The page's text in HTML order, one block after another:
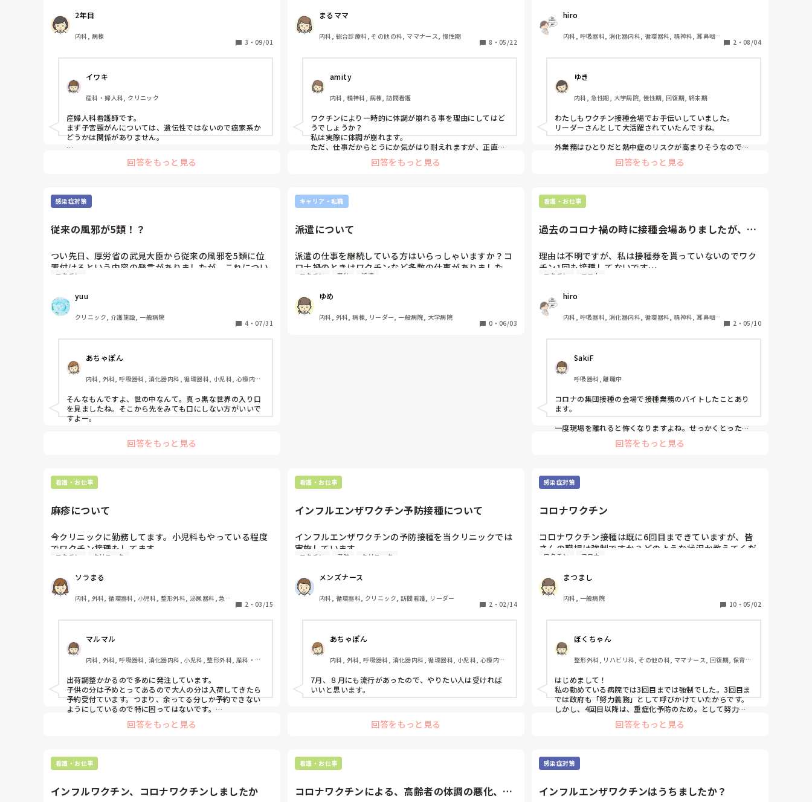
身内で打った人が居ますが痛みで苦しんでいるのを見て
2年目
内科, 病棟
3 ・ 09/01
イワキ
産科・婦人科, クリニック
産婦人科看護師です。
まず子宮頸がんについては、遺伝性ではないので癌家系か
どうかは関係がありません。
性交渉を過去に1度でも行なっていればHPVウイルスに感
染している可能性があります。これからワクチンを打って
今後新しいパートナーと性交渉をした際にHPVが体に棲み
つくのを予防するためのワクチンです。
どんどん増えています。ワクチンなのでもちろん痛みや副
反応の可能性は0ではありませんが、極端な痛みを訴える
キャッチアップ対象者の場合、9月末までに打たないと間
に合わないので悩む時期ですね。
回答をもっと見る
し、正直いやです。正当に断る理由って何がいいと思い
ます？ワクチンハラスメントはいやです。。
まるママ
内科, 総合診療科, その他の科, ママナース, 慢性期
8 ・ 05/22
amity
内科, 精神科, 病棟, 訪問看護
ワクチンにより一時的に体調が崩れる事を理由にしてはど
うでしょうか？
私は実際に体調が崩れます。
ただ、仕事だからとうにか気がはり耐えれますが、正直し
回答をもっと見る
ワクチン接種会場の仕事をしたことがあります。
炎天下で外での立ち仕事でしたから感染対策もありマス
クにフェイスガード必須…
あの時の会社で働き始めて数ヶ月でリーダー抜擢…
ました。
見事に一人の熱中症も感染者も出しませんでした
今でも誇りです
みなさんなら、どうしたかな？と聞いてみたくもありま
す。
hiro
内科, 呼吸器科, 消化器内科, 循環器科, 精神科, 耳鼻咽喉
2 ・ 08/04
ゆき
内科, 急性期, 大学病院, 慢性期, 回復期, 終末期
わたしもワクチン接種会場でお手伝いしていました。
リーダーさんとして大活躍されていたんですね。
外業務はひとりだと熱中症のリスクが高まりそうなので複
数人でまわすとか休憩をこまめにとれるようにする等でし
になってしまいました😌
回答をもっと見る
感染症対策
従来の風邪が5類！？
つい先日、厚労省の武見大臣から従来の風邪を5類に位
置付けるという内容の発言がありましたが、これについ
て、今回の件は今秋から接種開始予定のレプリコンワク
チンを打たせるための手段のひとつだと思っています。
本当に恐ろしい世の中になったと感じています…
ワクチン
yuu
クリニック, 介護施設, 一般病院
4 ・ 07/31
あちゃぽん
内科, 外科, 呼吸器科, 消化器内科, 循環器科, 小児科, 心療内科,
リ科, 総合診療科, 救急科, 超急性期, ICU, CCU, HCU, その他
の科, ママナース, 外来, 神経内科, 脳神経外科, NICU, 消化器外
科, 一般病院, 慢性期, 回復期, 終末期, オペ室, 透析, 検診・健
診
そんなもんですよ、世の中なんて。真っ黒な世界の入り口
を見ましたね。そこから先をみても口にしない方がいいで
すよー。
回答をもっと見る
キャリア・転職
派遣について
派遣の仕事を継続している方はいらっしゃいますか？コ
ロナ禍のときはワクチンなど多数の仕事がありました
ことを考えると産休、育休制度を利用できる正規職員の
方がいいのかなとも思ったりしています。
ワクチン 産休 派遣
ゆめ
内科, 外科, 病棟, リーダー, 一般病院, 大学病院
0 ・ 06/03
看護・お仕事
過去のコロナ禍の時に接種会場ありましたが、み
理由は不明ですが、私は接種券を貰っていないのでワク
チン1回も接種してないです…
月25日は働いていたので役所に行く時間すらない…。リ
ーダーでも、それで給料は20万そこそこ)
あの頃、私は生活のためにアルバイトしてまして…ワク
チン接種会場でも働いたことはあります。
看護師さんも、けっこう働いていました。元々私は、あ
んな感じで働いていたんだなぁ…とか病院で引き抜いて
ほしいみたいには思いましたが、まだ復職できるとは思
ってませんでした。
復職したい希望が強くなったのは脚を負傷して蜂窩織炎
になり入院したのがきっかけです。
もしかして看護学生かな？とも思える人と昔の私が重な
もう一度医療の現場で働きたいと、あちこち面接に行き
今までの仕事で、同じ会社とかで名字被りが無かった(他
かの縁なのかな？とも。
も何かあるのかも。
ワクチン コロナ
hiro
内科, 呼吸器科, 消化器内科, 循環器科, 精神科, 耳鼻咽喉
2 ・ 05/10
SakiF
呼吸器科, 離職中
コロナの集団接種の会場で接種業務のバイトしたことあり
ます。
一度現場を離れると怖くなりますよね。せっかくとった資
格ですし、いろんな施設があるのでまた働いてみてはいか
回答をもっと見る
看護・お仕事
麻疹について
今クリニックに勤務してます。小児科もやっている程度
でワクチン接種もしてます。
ら麻疹の抗体検査やワクチン接種希望の問い合わせが増
えています。クリニックのMRワクチンの在庫が5個しか
ないのに子供の分のことは考えずに我先に大人が接種希
望をしてくるのをみるとなんだかなーと感じてます。ち
なみに発注しても当分は入ってこないそうです。
でも同じような感じでしょうか？
ワクチン クリニック
ソラまる
内科, 外科, 循環器科, 小児科, 整形外科, 泌尿器科, 急性
2 ・ 03/15
マルマル
内科, 外科, 呼吸器科, 消化器内科, 小児科, 整形外科, 産科・婦
期, 超急性期, ICU, CCU, HCU, プリセプター, 病棟, リーダー,
神経内科, 脳神経外科, GCU, 消化器外科, 一般病院, 大学病院,
慢性期, 終末期, オペ室
出荷調整かかるので多めに発注しています。
子供の分は予めとってあるので大人の分は入荷してきたら
予約受付ています。つまり、余ってる分しか予約できない
ようにしているので特に困ってはないです。
あと自費で高めに設定しているので、お金持ちしか来ませ
回答をもっと見る
看護・お仕事
インフルエンザワクチン予防接種について
インフルエンザワクチンの予防接種を当クリニックでは
実施しています。
2月になった今でも、ワクチン接種を患者さんに勧めた
方がよろしいでしょうか？
ワクチン接種をしている方がいましたら、意見をお聞き
したいです。
去年の傾向的にインフルエンザに感染する患者さんは数
重症化リスクを踏まえて、予防接種する意義のある患者
さんは少なからずいると私は考えています。
ワクチン 予防 クリニック
メンズナース
内科, 循環器科, クリニック, 訪問看護, リーダー
2 ・ 02/14
あちゃぽん
内科, 外科, 呼吸器科, 消化器内科, 循環器科, 小児科, 心療内科,
リ科, 総合診療科, 救急科, 超急性期, ICU, CCU, HCU, その他
の科, ママナース, 外来, 神経内科, 脳神経外科, NICU, 消化器外
科, 一般病院, 慢性期, 回復期, 終末期, オペ室, 透析, 検診・健
7月、８月にも流行があったので、やりたい人は受ければ
いいと思います。
回答をもっと見る
感染症対策
コロナワクチン
コロナワクチン接種は既に6回目まできていますが、皆
さんの職場は強制ですか？どのような状況か教えてくだ
ワクチン コロナ
まつまし
内科, 一般病院
10 ・ 05/02
ぼくちゃん
整形外科, リハビリ科, その他の科, ママナース, 回復期, 保育
はじめまして！
私の勤めている病院では3回目までは強制でした。3回目ま
では政府も「努力義務」として呼びかけていたからです。
しかし、4回目以降は、重症化予防のため。として努力義
務適用でなくなったため、強制ではなくなりました。
しかし、病院の風潮から打たないと言うと「え？打たない
回答をもっと見る
看護・お仕事
インフルワクチン、コロナワクチンしましたか
看護・お仕事
コロナワクチンによる、高齢者の体調の悪化、あ
感染症対策
インフルエンザワクチンはうちましたか？